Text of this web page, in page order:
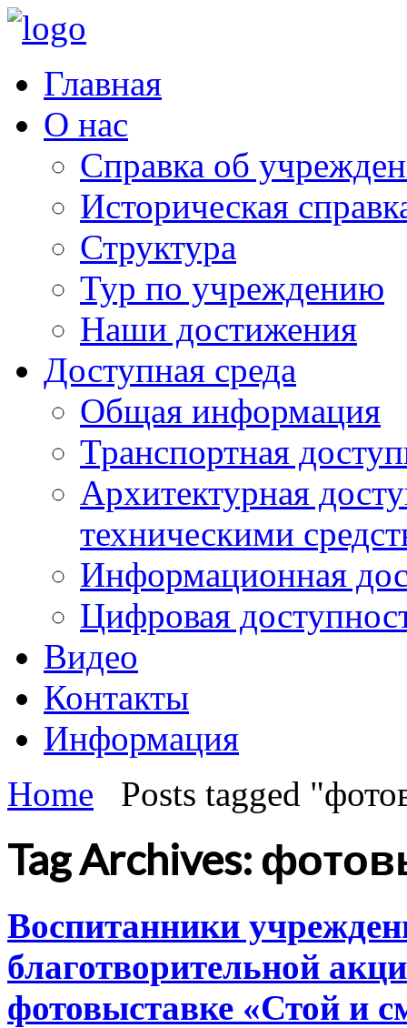
Главная
О нас
Справка об
Историческая
Структура
Тур по учреждению
Наши достижения
Доступная среда
Общая информация
Транспортная
Архитектурная
техническими
Информационная
Цифровая
Видео
Контакты
Информация
Home
Posts tagged
Tag Archives:
Воспитанники
благотворительной
фотовыставке «Стой и